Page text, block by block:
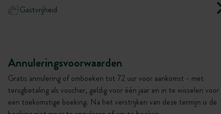
Gastvrijheid
Annuleringsvoorwaarden
Gratis annulering of omboeken tot 72 uur voor aankomst - met
terugbetaling als voucher, geldig voor één jaar en in te wisselen voor
een toekomstige boeking. Na het verstrijken van deze termijn is de